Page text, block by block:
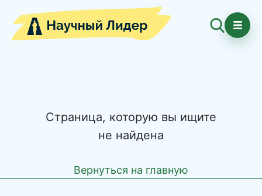
Страница, которую вы ищите
не найдена
Вернуться на главную